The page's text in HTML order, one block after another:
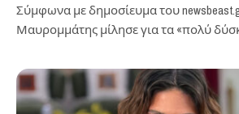
Σύμφωνα με δημοσίευμα του
Μαυρομμάτης μίλησε για τα «πολύ